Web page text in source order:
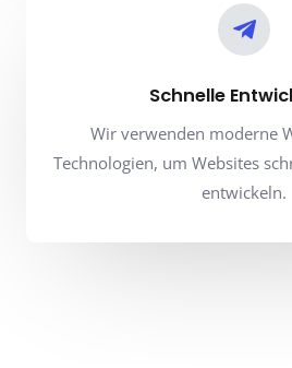
Schnelle
Wir verwenden moderne
Technologien, um Websites
entwickeln.